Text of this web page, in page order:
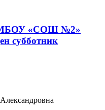
МБОУ «СОШ №2»
субботник